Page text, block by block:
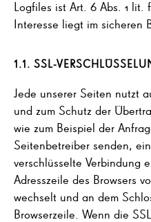
Logfiles ist Art. 6 Abs. 1
Interesse liegt im sicheren
1.1. SSL-
Jede unserer Seiten nutzt
und zum Schutz der
wie zum Beispiel der
Seitenbetreiber senden,
verschlüsselte Verbindung
Adresszeile des Browsers
wechselt und an dem
Browserzeile. Wenn die